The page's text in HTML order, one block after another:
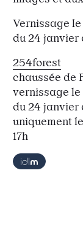
Vernissage
du 24 janvier
254forest
chaussée de
vernissage
du 24 janvier
uniquement
17h